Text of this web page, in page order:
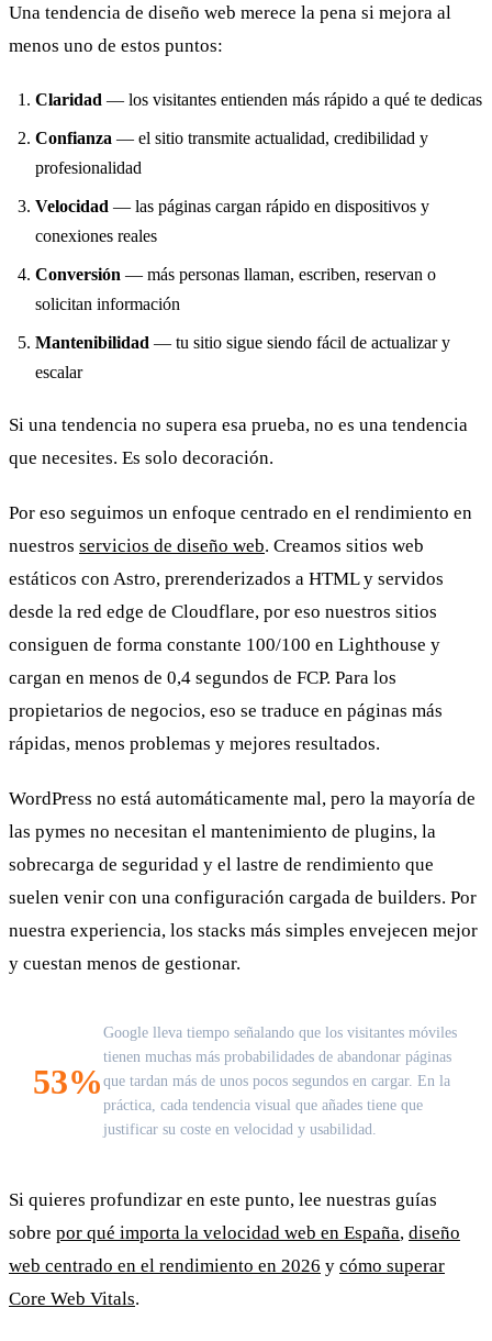
Una tendencia de diseño web merece la pena si mejora al
menos uno de estos puntos:
Claridad — los visitantes entienden más rápido a qué te dedicas
Confianza — el sitio transmite actualidad, credibilidad y
profesionalidad
Velocidad — las páginas cargan rápido en dispositivos y
conexiones reales
Conversión — más personas llaman, escriben, reservan o
solicitan información
Mantenibilidad — tu sitio sigue siendo fácil de actualizar y
escalar
Si una tendencia no supera esa prueba, no es una tendencia
que necesites. Es solo decoración.
Por eso seguimos un enfoque centrado en el rendimiento en
nuestros servicios de diseño web. Creamos sitios web
estáticos con Astro, prerenderizados a HTML y servidos
desde la red edge de Cloudflare, por eso nuestros sitios
consiguen de forma constante 100/100 en Lighthouse y
cargan en menos de 0,4 segundos de FCP. Para los
propietarios de negocios, eso se traduce en páginas más
rápidas, menos problemas y mejores resultados.
WordPress no está automáticamente mal, pero la mayoría de
las pymes no necesitan el mantenimiento de plugins, la
sobrecarga de seguridad y el lastre de rendimiento que
suelen venir con una configuración cargada de builders. Por
nuestra experiencia, los stacks más simples envejecen mejor
y cuestan menos de gestionar.
53%
Google lleva tiempo señalando que los visitantes móviles
tienen muchas más probabilidades de abandonar páginas
que tardan más de unos pocos segundos en cargar. En la
práctica, cada tendencia visual que añades tiene que
justificar su coste en velocidad y usabilidad.
Si quieres profundizar en este punto, lee nuestras guías
sobre por qué importa la velocidad web en España, diseño
web centrado en el rendimiento en 2026 y cómo superar
Core Web Vitals.